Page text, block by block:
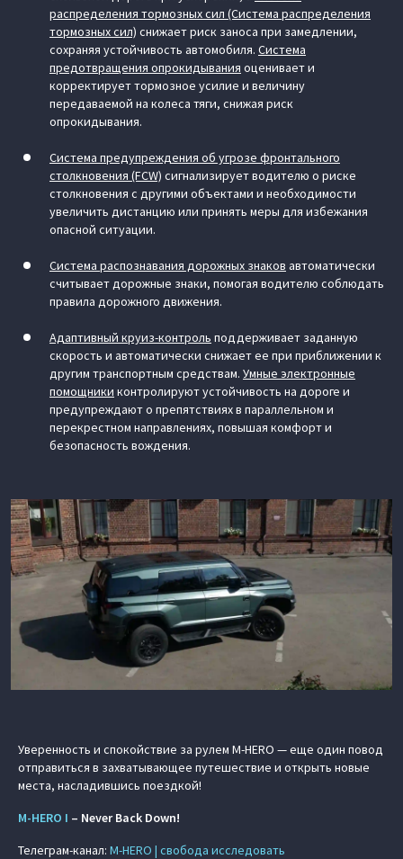
распределения тормозных сил (Система распределения
тормозных сил) снижает риск заноса при замедлении,
сохраняя устойчивость автомобиля. Система
предотвращения опрокидывания оценивает и
корректирует тормозное усилие и величину
передаваемой на колеса тяги, снижая риск
опрокидывания.
Система предупреждения об угрозе фронтального
столкновения (FCW) сигнализирует водителю о риске
столкновения с другими объектами и необходимости
увеличить дистанцию или принять меры для избежания
опасной ситуации.
Система распознавания дорожных знаков автоматически
считывает дорожные знаки, помогая водителю соблюдать
правила дорожного движения.
Адаптивный круиз-контроль поддерживает заданную
скорость и автоматически снижает ее при приближении к
другим транспортным средствам. Умные электронные
помощники контролируют устойчивость на дороге и
предупреждают о препятствиях в параллельном и
перекрестном направлениях, повышая комфорт и
безопасность вождения.
Уверенность и спокойствие за рулем M‑HERO — еще один повод
отправиться в захватывающее путешествие и открыть новые
места, насладившись поездкой!
M‑HERO I – Never Back Down!
Телеграм-канал: M‑HERO | свобода исследовать